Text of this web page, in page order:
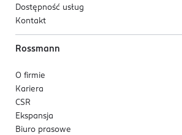
Dostępność usług
Kontakt
Rossmann
O firmie
Kariera
CSR
Ekspansja
Biuro prasowe